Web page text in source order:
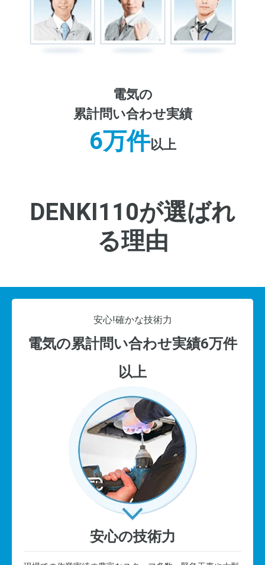
電気の
累計問い合わせ実績
6万件以上
DENKI110が選ばれ
る理由
安心!確かな技術力
電気の累計問い合わせ実績6万件
以上
安心の技術力